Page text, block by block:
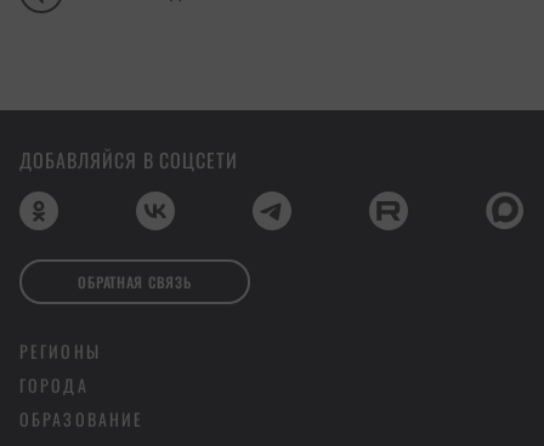
РЕГИОНЫ
ГОРОДА
ОБРАЗОВАНИЕ
ДОБАВЛЯЙСЯ В СОЦСЕТИ
ОБРАТНАЯ СВЯЗЬ